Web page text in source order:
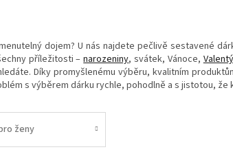
dojem? U nás najdete pečlivě sestavené
příležitosti –narozeniny, svátek, Vánoce,
Díky promyšlenému výběru, kvalitním
s výběrem dárku rychle, pohodlně a s jistotou, že
ženy